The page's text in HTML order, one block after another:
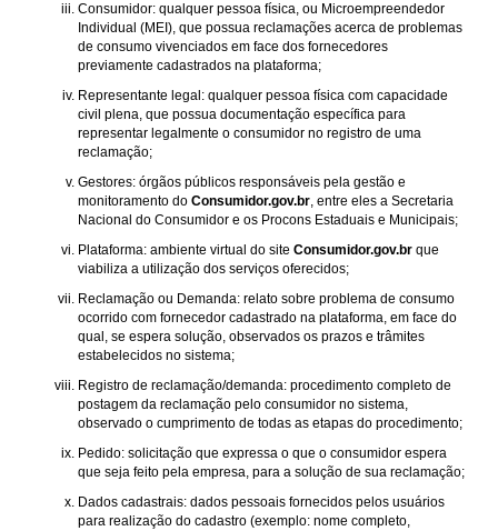
Consumidor: qualquer pessoa física, ou Microempreendedor
Individual (MEI), que possua reclamações acerca de problemas
de consumo vivenciados em face dos fornecedores
previamente cadastrados na plataforma;
Representante legal: qualquer pessoa física com capacidade
civil plena, que possua documentação específica para
representar legalmente o consumidor no registro de uma
reclamação;
Gestores: órgãos públicos responsáveis pela gestão e
monitoramento do Consumidor.gov.br, entre eles a Secretaria
Nacional do Consumidor e os Procons Estaduais e Municipais;
Plataforma: ambiente virtual do site Consumidor.gov.br que
viabiliza a utilização dos serviços oferecidos;
Reclamação ou Demanda: relato sobre problema de consumo
ocorrido com fornecedor cadastrado na plataforma, em face do
qual, se espera solução, observados os prazos e trâmites
estabelecidos no sistema;
Registro de reclamação/demanda: procedimento completo de
postagem da reclamação pelo consumidor no sistema,
observado o cumprimento de todas as etapas do procedimento;
Pedido: solicitação que expressa o que o consumidor espera
que seja feito pela empresa, para a solução de sua reclamação;
Dados cadastrais: dados pessoais fornecidos pelos usuários
para realização do cadastro (exemplo: nome completo,